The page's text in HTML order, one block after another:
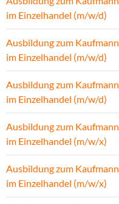
im Einzelhandel (m/w/d)
Ausbildung zum Kaufmann
im Einzelhandel (m/w/d)
Ausbildung zum Kaufmann
im Einzelhandel (m/w/d)
Ausbildung zum Kaufmann
im Einzelhandel (m/w/x)
Ausbildung zum Kaufmann
im Einzelhandel (m/w/x)